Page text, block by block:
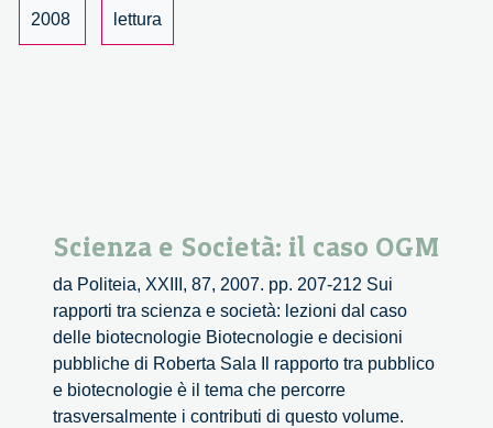
2008
lettura
Scienza e Società: il caso OGM
da Politeia, XXIII, 87, 2007. pp. 207-212 Sui
rapporti tra scienza e società: lezioni dal caso
delle biotecnologie Biotecnologie e decisioni
pubbliche di Roberta Sala Il rapporto tra pubblico
e biotecnologie è il tema che percorre
trasversalmente i contributi di questo volume.